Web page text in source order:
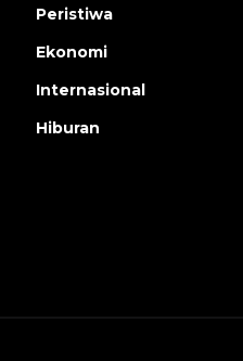
Peristiwa
Ekonomi
Internasional
Hiburan